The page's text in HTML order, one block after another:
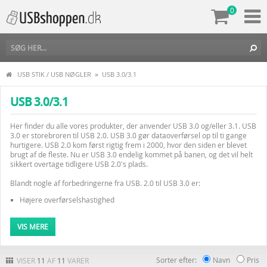
0
USB STIK / USB NØGLER » USB 3.0/3.1
USB 3.0/3.1
Her finder du alle vores produkter, der anvender USB 3.0 og/eller 3.1. USB
3.0 er storebroren til USB 2.0. USB 3.0 gør dataoverførsel op til ti gange
hurtigere. USB 2.0 kom først rigtig frem i 2000, hvor den siden er blevet
brugt af de fleste. Nu er USB 3.0 endelig kommet på banen, og det vil helt
sikkert overtage tidligere USB 2.0's plads.
Blandt nogle af forbedringerne fra USB. 2.0 til USB 3.0 er:
Højere overførselshastighed
Nye funktioner til strømstyring
Full-duplex dataoverførsler
Støtte til nye transfertyper
Nye stik og kabler
Det seneste nye format hedder USB 3.1. Denne nye standard er op til
VIS MERE
Sorter efter: Navn Pris
VISER 11 AF 11 VARER